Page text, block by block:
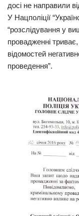
Кримінал
Трагедії
Курйози
Суспільство
досі не направили
У Нацполіції
“розслідування у
провадженні
відомостей
проведення”.